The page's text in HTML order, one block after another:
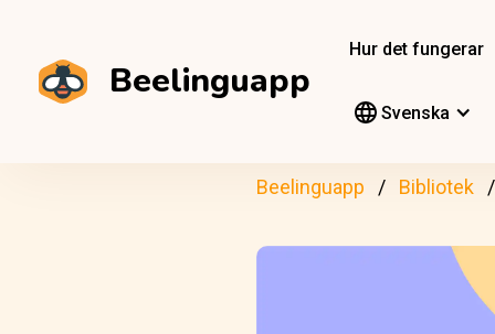
Beelinguapp
Hur det fungerar
Svenska
Beelinguapp Bibliotek